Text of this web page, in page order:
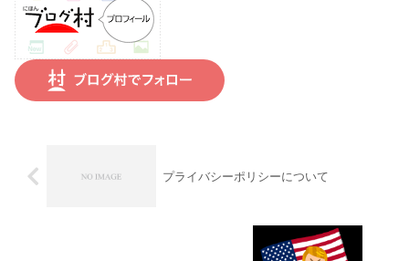
プライバシーポリシーについて